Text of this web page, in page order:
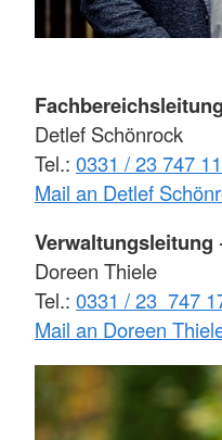
Detlef Schönrock
Tel.: 0331 / 23 747 11
Mail an Detlef
Verwaltungsleitung
Doreen Thiele
Tel.: 0331 / 23 747
Mail an Doreen